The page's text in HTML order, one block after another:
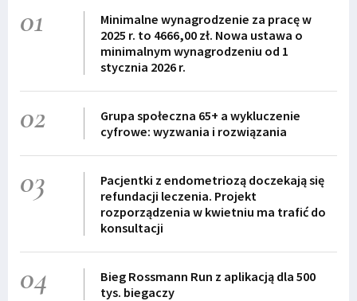
01
Minimalne wynagrodzenie za pracę w
2025 r. to 4666,00 zł. Nowa ustawa o
minimalnym wynagrodzeniu od 1
stycznia 2026 r.
02
Grupa społeczna 65+ a wykluczenie
cyfrowe: wyzwania i rozwiązania
03
Pacjentki z endometriozą doczekają się
refundacji leczenia. Projekt
rozporządzenia w kwietniu ma trafić do
konsultacji
04
Bieg Rossmann Run z aplikacją dla 500
tys. biegaczy